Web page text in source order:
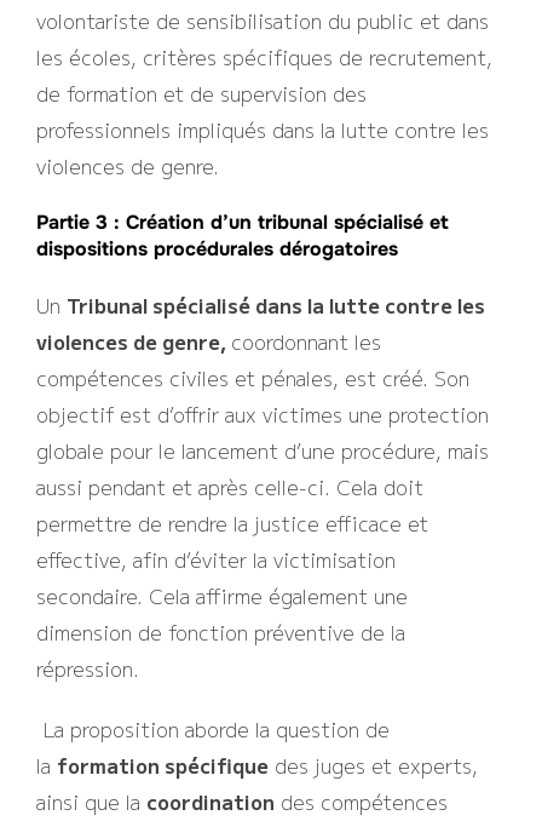
volontariste de sensibilisation du public et dans
les écoles, critères spécifiques de recrutement,
de formation et de supervision des
professionnels impliqués dans la lutte contre les
violences de genre.
Partie 3 : Création d’un tribunal spécialisé et
dispositions procédurales dérogatoires
Un Tribunal spécialisé dans la lutte contre les
violences de genre, coordonnant les
compétences civiles et pénales, est créé. Son
objectif est d’offrir aux victimes une protection
globale pour le lancement d’une procédure, mais
aussi pendant et après celle-ci. Cela doit
permettre de rendre la justice efficace et
effective, afin d’éviter la victimisation
secondaire. Cela affirme également une
dimension de fonction préventive de la
répression.
La proposition aborde la question de
la formation spécifique des juges et experts,
ainsi que la coordination des compétences